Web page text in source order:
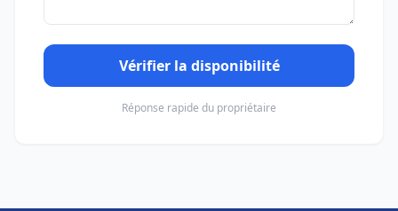
Vérifier la disponibilité
Réponse rapide du propriétaire